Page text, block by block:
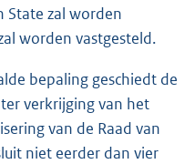
State zal worden
worden vastgesteld.
bepaling geschiedt de
verkrijging van het
van de Raad van
niet eerder dan vier